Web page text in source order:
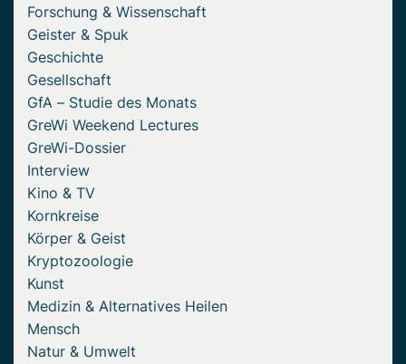
Forschung & Wissenschaft
Geister & Spuk
Geschichte
Gesellschaft
GfA – Studie des Monats
GreWi Weekend Lectures
GreWi-Dossier
Interview
Kino & TV
Kornkreise
Körper & Geist
Kryptozoologie
Kunst
Medizin & Alternatives Heilen
Mensch
Natur & Umwelt